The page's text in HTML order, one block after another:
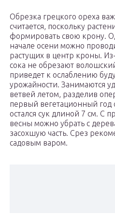
Обрезка грецкого ореха
считается, поскольку
формировать свою крону.
начале осени можно
растущих в центр кроны.
сока не обрезают
приведет к ослаблению
урожайности. Занимаются
ветвей летом, разделив
первый вегетационный год
остался сук длиной 7 см. С
весны можно убрать с
засохшую часть. Срез
садовым варом.